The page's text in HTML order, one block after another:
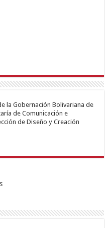
la Gobernación Bolivariana de
de Comunicación e
de Diseño y Creación